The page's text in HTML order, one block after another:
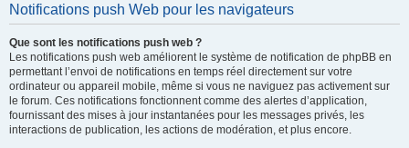
Notifications push Web pour les navigateurs
Que sont les notifications push web ?
Les notifications push web améliorent le système de notification de phpBB en
permettant l’envoi de notifications en temps réel directement sur votre
ordinateur ou appareil mobile, même si vous ne naviguez pas activement sur
le forum. Ces notifications fonctionnent comme des alertes d’application,
fournissant des mises à jour instantanées pour les messages privés, les
interactions de publication, les actions de modération, et plus encore.